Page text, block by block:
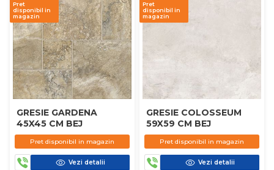
Pret
disponibil in
magazin
GRESIE GARDENA
45X45 CM BEJ
Pret disponibil in magazin
Vezi detalii
Pret
disponibil in
magazin
GRESIE COLOSSEUM
59X59 CM BEJ
Pret disponibil in magazin
Vezi detalii